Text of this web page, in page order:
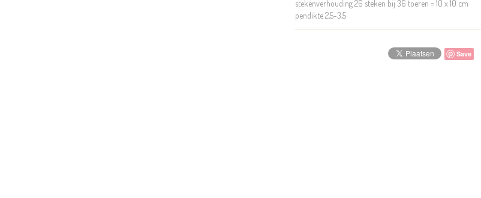
stekenverhouding 26 steken bij 36 toeren = 10 x 10 cm
pendikte 2,5-3,5
Save